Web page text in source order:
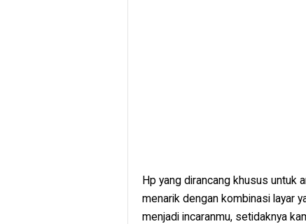
Hp yang dirancang khusus untuk
menarik dengan kombinasi layar
menjadi incaranmu, setidaknya